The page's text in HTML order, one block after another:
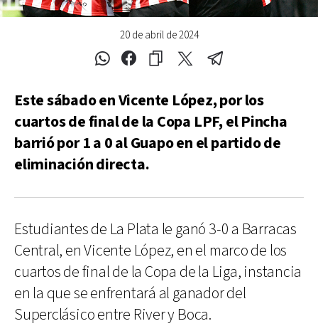
20 de abril de 2024
Este sábado en Vicente López, por los
cuartos de final de la Copa LPF, el Pincha
barrió por 1 a 0 al Guapo en el partido de
eliminación directa.
Estudiantes de La Plata le ganó 3-0 a Barracas
Central, en Vicente López, en el marco de los
cuartos de final de la Copa de la Liga, instancia
en la que se enfrentará al ganador del
Superclásico entre River y Boca.